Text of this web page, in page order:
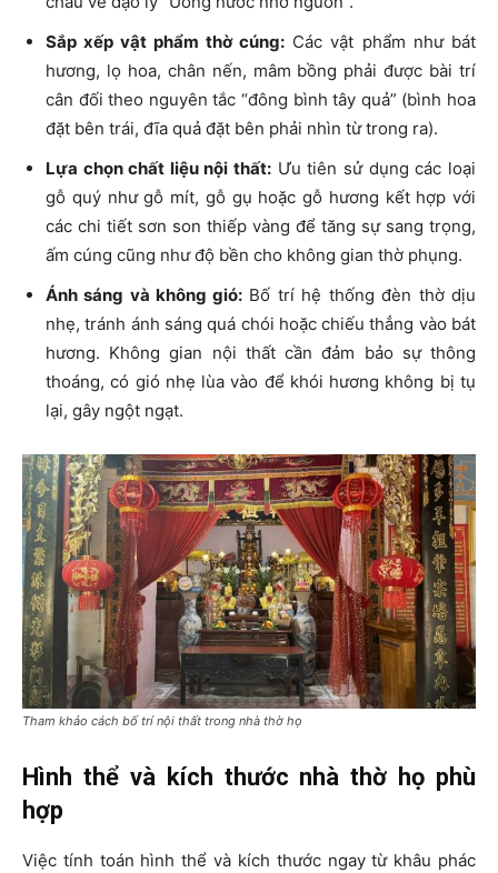
Sắp xếp vật phẩm thờ cúng: Các vật phẩm như bát
hương, lọ hoa, chân nến, mâm bồng phải được bài trí
cân đối theo nguyên tắc “đông bình tây quả” (bình hoa
đặt bên trái, đĩa quả đặt bên phải nhìn từ trong ra).
Lựa chọn chất liệu nội thất: Ưu tiên sử dụng các loại
gỗ quý như gỗ mít, gỗ gụ hoặc gỗ hương kết hợp với
các chi tiết sơn son thiếp vàng để tăng sự sang trọng,
ấm cúng cũng như độ bền cho không gian thờ phụng.
Ánh sáng và không gió: Bố trí hệ thống đèn thờ dịu
nhẹ, tránh ánh sáng quá chói hoặc chiếu thẳng vào bát
hương. Không gian nội thất cần đảm bảo sự thông
thoáng, có gió nhẹ lùa vào để khói hương không bị tụ
lại, gây ngột ngạt.
Tham khảo cách bố trí nội thất trong nhà thờ họ
Hình thể và kích thước nhà thờ họ phù
hợp
Việc tính toán hình thể và kích thước ngay từ khâu phác